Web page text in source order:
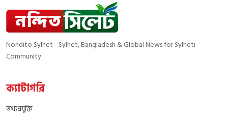
Nondito Sylhet - Sylhet, Bangladesh & Global News for Sylheti
Community
ক্যাটাগরি
তথ্যপ্রযুক্তি